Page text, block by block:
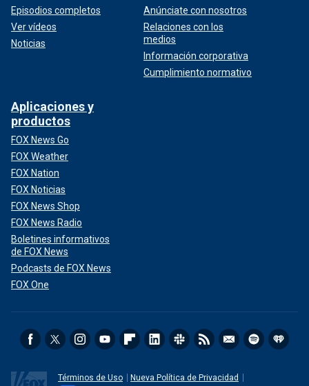
Episodios completos
Ver vídeos
Noticias
Anúnciate con nosotros
Relaciones con los
medios
Información corporativa
Cumplimiento normativo
Aplicaciones y
productos
FOX News Go
FOX Weather
FOX Nation
FOX Noticias
FOX News Shop
FOX News Radio
Boletines informativos
de FOX News
Podcasts de FOX News
FOX One
Términos de Uso
Nueva Política de Privacidad